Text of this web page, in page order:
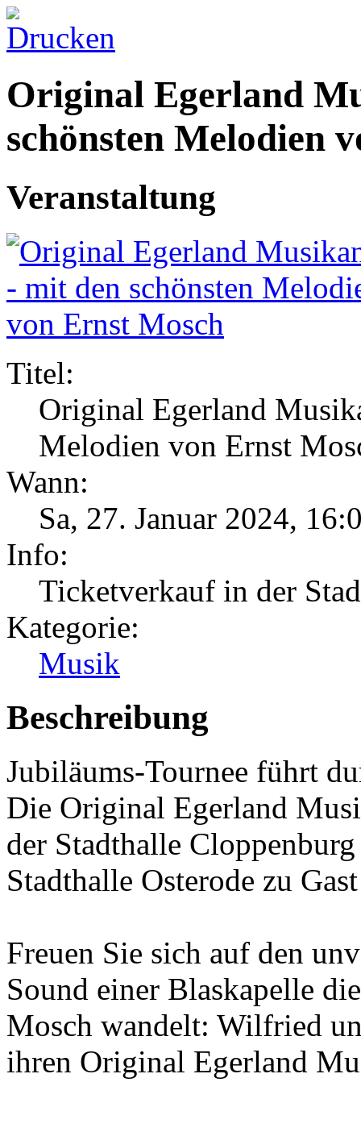
Original Egerland
schönsten Melodien
Veranstaltung
Titel:
Original Egerland
Melodien von Ernst
Wann:
Sa, 27. Januar 2024,
Info:
Ticketverkauf in der
Kategorie:
Musik
Beschreibung
Jubiläums-Tournee führt
Die Original Egerland
der Stadthalle
Stadthalle Osterode zu Gast
Freuen Sie sich auf den
Sound einer Blaskapelle
Mosch wandelt: Wilfried
ihren Original Egerland